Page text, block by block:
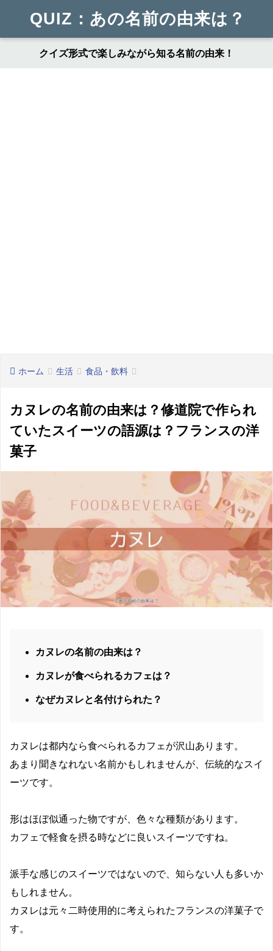
QUIZ：あの名前の由来は？
クイズ形式で楽しみながら知る名前の由来！
ホーム 生活 食品・飲料
カヌレの名前の由来は？修道院で作られ
ていたスイーツの語源は？フランスの洋
菓子
カヌレの名前の由来は？
カヌレが食べられるカフェは？
なぜカヌレと名付けられた？
カヌレは都内なら食べられるカフェが沢山あります。
あまり聞きなれない名前かもしれませんが、伝統的なスイ
ーツです。
形はほぼ似通った物ですが、色々な種類があります。
カフェで軽食を摂る時などに良いスイーツですね。
派手な感じのスイーツではないので、知らない人も多いか
もしれません。
カヌレは元々二時使用的に考えられたフランスの洋菓子で
す。